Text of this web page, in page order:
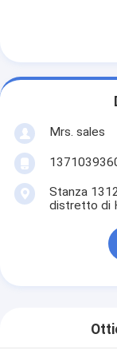
Mrs. sales
Stanza
distretto di